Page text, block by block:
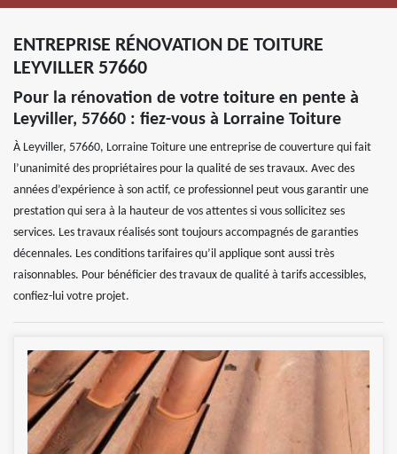
ENTREPRISE RÉNOVATION DE TOITURE
LEYVILLER 57660
Pour la rénovation de votre toiture en pente à
Leyviller, 57660 : fiez-vous à Lorraine Toiture
À Leyviller, 57660, Lorraine Toiture une entreprise de couverture qui fait
l’unanimité des propriétaires pour la qualité de ses travaux. Avec des
années d’expérience à son actif, ce professionnel peut vous garantir une
prestation qui sera à la hauteur de vos attentes si vous sollicitez ses
services. Les travaux réalisés sont toujours accompagnés de garanties
décennales. Les conditions tarifaires qu’il applique sont aussi très
raisonnables. Pour bénéficier des travaux de qualité à tarifs accessibles,
confiez-lui votre projet.